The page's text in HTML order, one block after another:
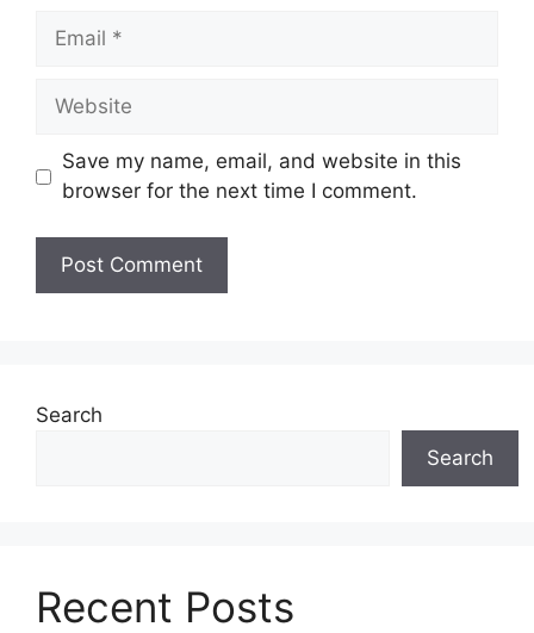
Email
Website
Save my name, email, and website in this
browser for the next time I comment.
Search
Search
Recent Posts